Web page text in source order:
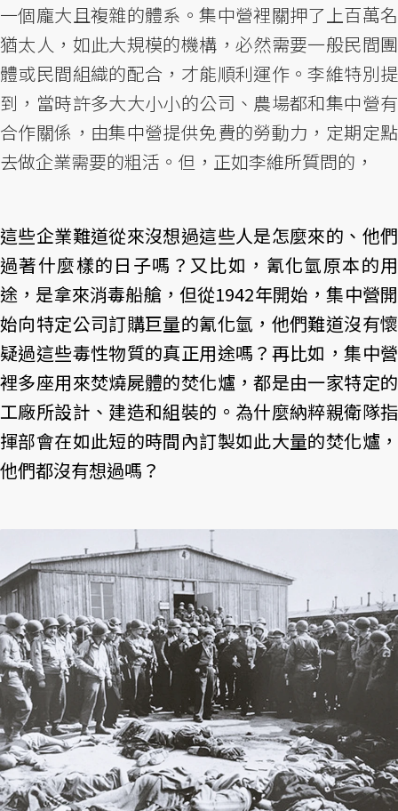
一個龐大且複雜的體系。集中營裡關押了上百萬名
猶太人，如此大規模的機構，必然需要一般民間團
體或民間組織的配合，才能順利運作。李維特別提
到，當時許多大大小小的公司、農場都和集中營有
合作關係，由集中營提供免費的勞動力，定期定點
去做企業需要的粗活。但，正如李維所質問的，
這些企業難道從來沒想過這些人是怎麼來的、他們
過著什麼樣的日子嗎？又比如，氰化氫原本的用
途，是拿來消毒船艙，但從1942年開始，集中營開
始向特定公司訂購巨量的氰化氫，他們難道沒有懷
疑過這些毒性物質的真正用途嗎？再比如，集中營
裡多座用來焚燒屍體的焚化爐，都是由一家特定的
工廠所設計、建造和組裝的。為什麼納粹親衛隊指
揮部會在如此短的時間內訂製如此大量的焚化爐，
他們都沒有想過嗎？